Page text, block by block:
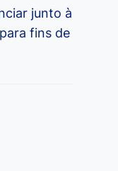
junto à
fins de